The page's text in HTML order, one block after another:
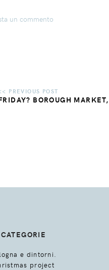
un commento
BOROUGH
CATEGORIE
e dintorni.
project